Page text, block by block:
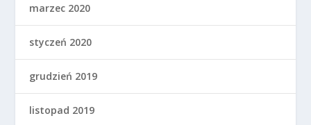
marzec 2020
styczeń 2020
grudzień 2019
listopad 2019